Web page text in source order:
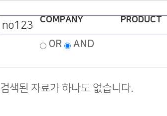
COMPANY PRODUCT
OR AND
검색된 자료가 하나도 없습니다.